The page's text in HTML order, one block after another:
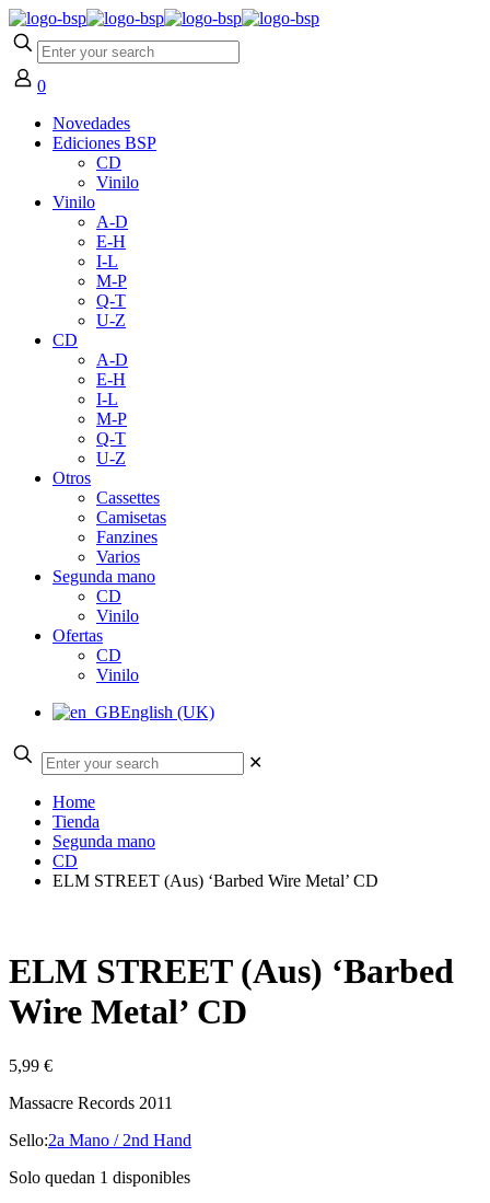
0
Novedades
Ediciones BSP
CD
Vinilo
Vinilo
A-D
E-H
I-L
M-P
Q-T
U-Z
CD
A-D
E-H
I-L
M-P
Q-T
U-Z
Otros
Cassettes
Camisetas
Fanzines
Varios
Segunda mano
CD
Vinilo
Ofertas
CD
Vinilo
English (UK)
✕
Home
Tienda
Segunda mano
CD
ELM STREET (Aus) ‘Barbed Wire Metal’ CD
ELM STREET (Aus) ‘Barbed
Wire Metal’ CD
5,99 €
Massacre Records 2011
Sello:2a Mano / 2nd Hand
Solo quedan 1 disponibles